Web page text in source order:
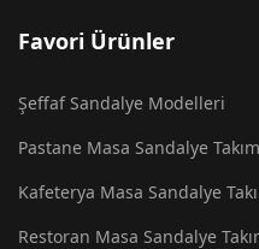
Favori Ürünler
Şeffaf Sandalye Modelleri
Pastane Masa Sandalye
Kafeterya Masa Sandalye
Restoran Masa Sandalye